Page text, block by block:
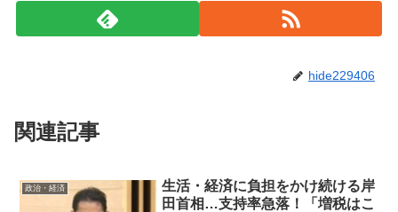
hide229406
関連記事
政治・経済
生活・経済に負担をかけ続ける岸
田首相…支持率急落！「増税はこ